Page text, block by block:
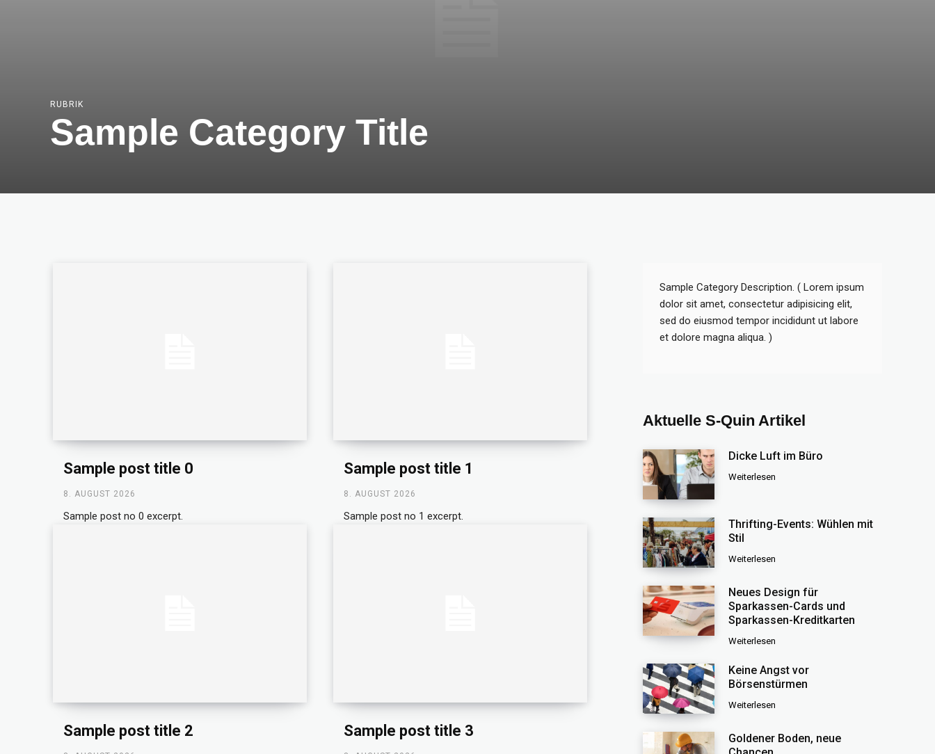
RUBRIK
Sample Category Title
Sample post title 0
8. AUGUST 2026
Sample post no 0 excerpt.
Sample post title 1
8. AUGUST 2026
Sample post no 1 excerpt.
Sample post title 2 Sample post title 3
Sample Category Description. ( Lorem ipsum
dolor sit amet, consectetur adipisicing elit,
sed do eiusmod tempor incididunt ut labore
et dolore magna aliqua. )
Aktuelle S-Quin Artikel
Dicke Luft im Büro
Weiterlesen
Thrifting-Events: Wühlen mit
Stil
Weiterlesen
Neues Design für
Sparkassen-Cards und
Sparkassen-Kreditkarten
Weiterlesen
Keine Angst vor
Börsenstürmen
Weiterlesen
Goldener Boden, neue